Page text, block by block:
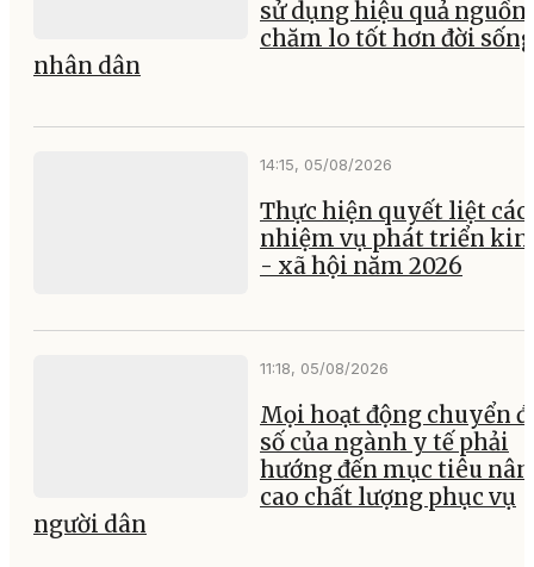
sử dụng hiệu quả nguồn
chăm lo tốt hơn đời sống
nhân dân
14:15, 05/08/2026
Thực hiện quyết liệt các
nhiệm vụ phát triển
- xã hội năm 2026
11:18, 05/08/2026
Mọi hoạt động chuyển
số của ngành y tế phải
hướng đến mục tiêu
cao chất lượng phục vụ
người dân